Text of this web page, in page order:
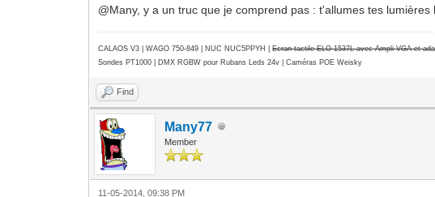
@Many, y a un truc que je comprend pas : t'allumes tes
CALAOS V3 | WAGO 750-849 | NUC NUC5PPYH |Ecran tactile ELO 1537L avec Ampli VGA et
Sondes PT1000 | DMX RGBW pour Rubans Leds 24v | Caméras POE Weisky
Find
Many77
Member
11-05-2014, 09:38 PM